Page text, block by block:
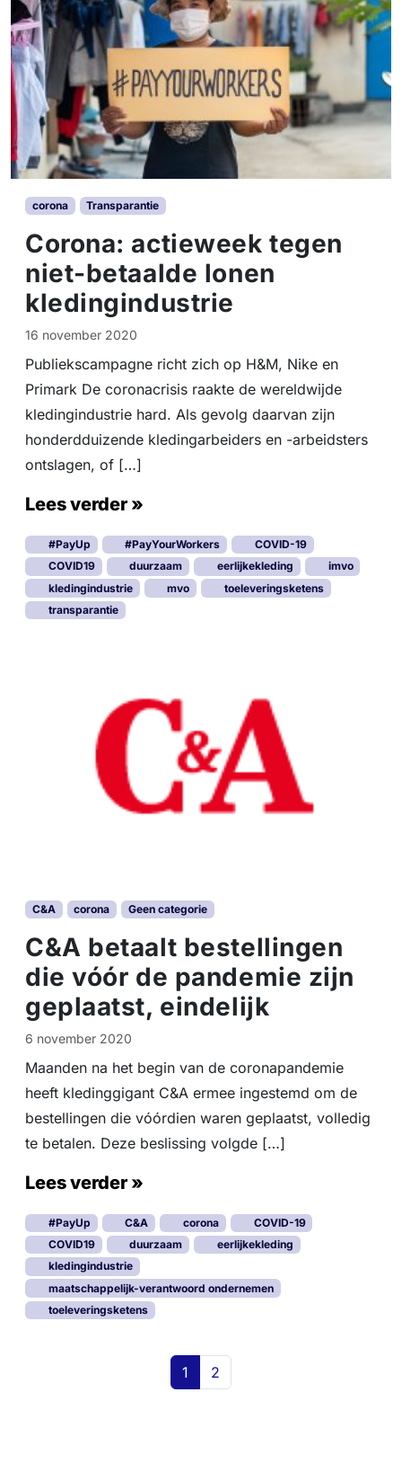
corona Transparantie
Corona: actieweek tegen
niet-betaalde lonen
kledingindustrie
16 november 2020
Publiekscampagne richt zich op H&M, Nike en
Primark De coronacrisis raakte de wereldwijde
kledingindustrie hard. Als gevolg daarvan zijn
honderdduizende kledingarbeiders en -arbeidsters
ontslagen, of […]
Lees verder »
#PayUp #PayYourWorkers
COVID-19
COVID19
duurzaam eerlijkekleding
imvo
kledingindustrie
mvo
toeleveringsketens
transparantie
C&A corona Geen categorie
C&A betaalt bestellingen
die vóór de pandemie zijn
geplaatst, eindelijk
6 november 2020
Maanden na het begin van de coronapandemie
heeft kledinggigant C&A ermee ingestemd om de
bestellingen die vóórdien waren geplaatst, volledig
te betalen. Deze beslissing volgde […]
Lees verder »
#PayUp C&A corona
COVID-19
COVID19
duurzaam
eerlijkekleding
kledingindustrie
maatschappelijk-verantwoord ondernemen
toeleveringsketens
Current Page
1 Page
2